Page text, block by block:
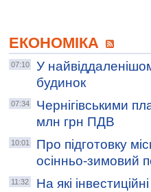
ЕКОНОМІКА
07:10
У
будинок
07:34
Чернігівськими
млн грн ПДВ
10:01
Про підготовку
осінньо-зимовий
11:32
На які